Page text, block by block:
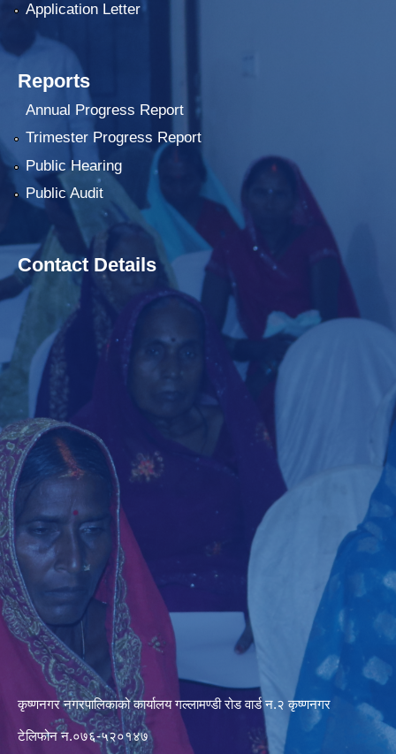
Application Letter
Reports
Annual Progress Report
Trimester Progress Report
Public Hearing
Public Audit
Contact Details
कृष्णनगर नगरपालिकाको कार्यालय गल्लामण्डी रोड वार्ड न.२ कृष्णनगर
टेलिफोन न.०७६-५२०१४७